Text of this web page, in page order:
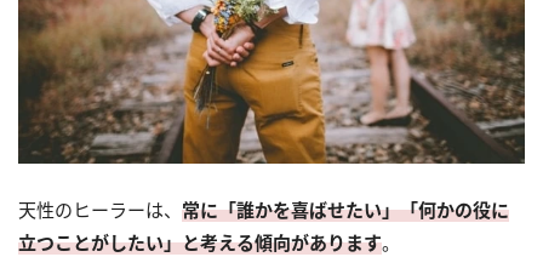
天性のヒーラーは、 常に「誰かを喜ばせたい」「何かの役に
立つことがしたい」と考える傾向があります。